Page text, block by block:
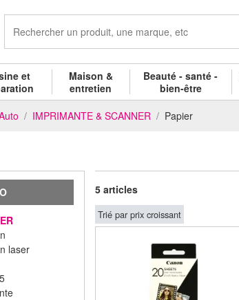
et
Maison &
entretien
Beauté - santé -
bien-être
IMPRIMANTE & SCANNER Papier
laser
5 articles
Trié par prix croissant